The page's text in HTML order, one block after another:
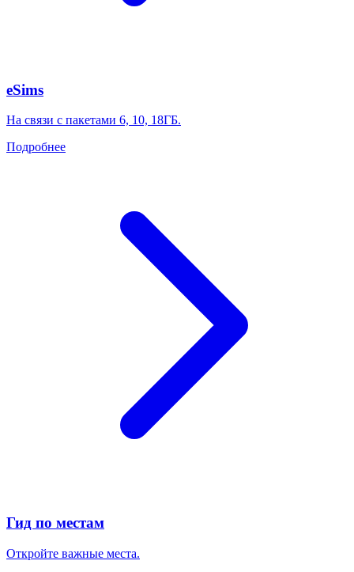
eSims
На связи с пакетами 6, 10, 18ГБ.
Подробнее
Гид по местам
Откройте важные места.